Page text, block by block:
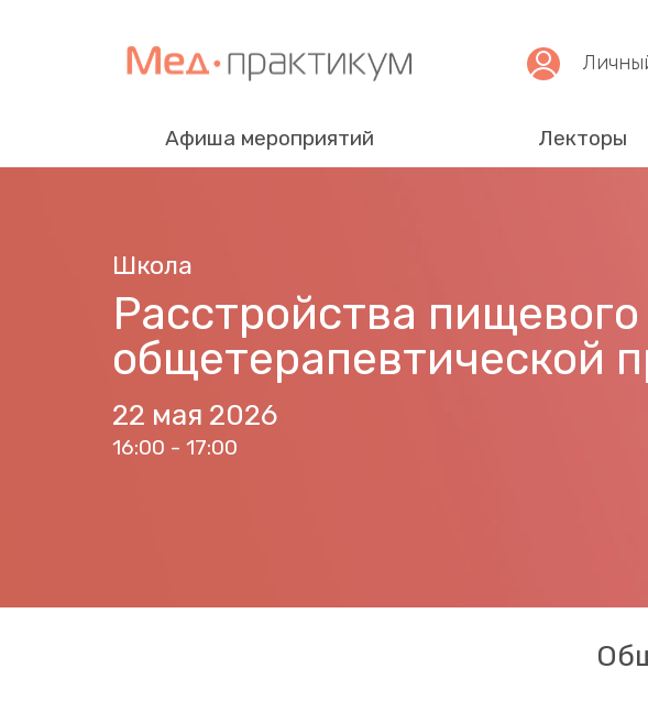
Афиша мероприятий Лекторы
Школа
Расстройства
общетерапевтической
22 мая 2026
16:00 - 17:00